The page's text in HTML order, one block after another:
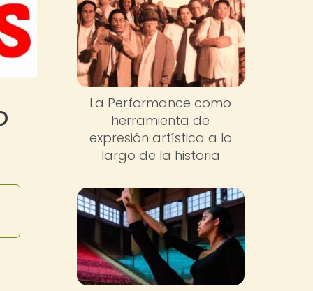
La Performance como
herramienta de
expresión artística a lo
largo de la historia